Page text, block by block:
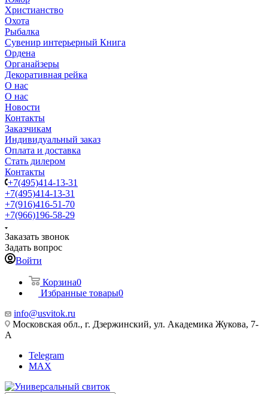
Христианство
Охота
Рыбалка
Сувенир интерьерный Книга
Ордена
Органайзеры
Декоративная рейка
О нас
О нас
Новости
Контакты
Заказчикам
Индивидуальный заказ
Оплата и доставка
Стать дилером
Контакты
+7(495)414-13-31
+7(495)414-13-31
+7(916)416-51-70
+7(966)196-58-29
Заказать звонок
Задать вопрос
Войти
Корзина0
Избранные товары0
info@usvitok.ru
Московская обл., г. Дзержинский, ул. Академика Жукова, 7-
А
Telegram
MAX